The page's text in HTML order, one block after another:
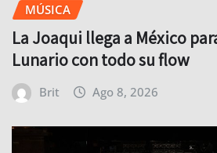
MÚSICA
La Joaqui llega a México
Lunario con todo su flow
Brit Ago 8, 2026